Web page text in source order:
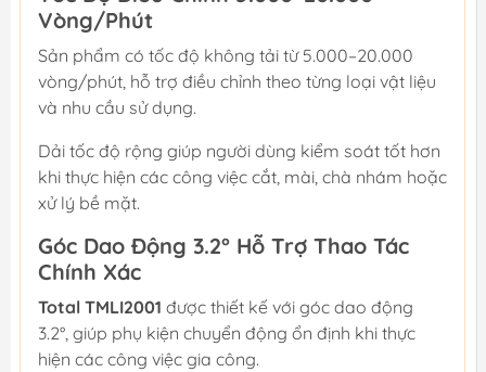
Vòng/Phút
Sản phẩm có tốc độ không tải từ 5.000–20.000
vòng/phút, hỗ trợ điều chỉnh theo từng loại vật liệu
và nhu cầu sử dụng.
Dải tốc độ rộng giúp người dùng kiểm soát tốt hơn
khi thực hiện các công việc cắt, mài, chà nhám hoặc
xử lý bề mặt.
Góc Dao Động 3.2° Hỗ Trợ Thao Tác
Chính Xác
Total TMLI2001 được thiết kế với góc dao động
3.2°, giúp phụ kiện chuyển động ổn định khi thực
hiện các công việc gia công.